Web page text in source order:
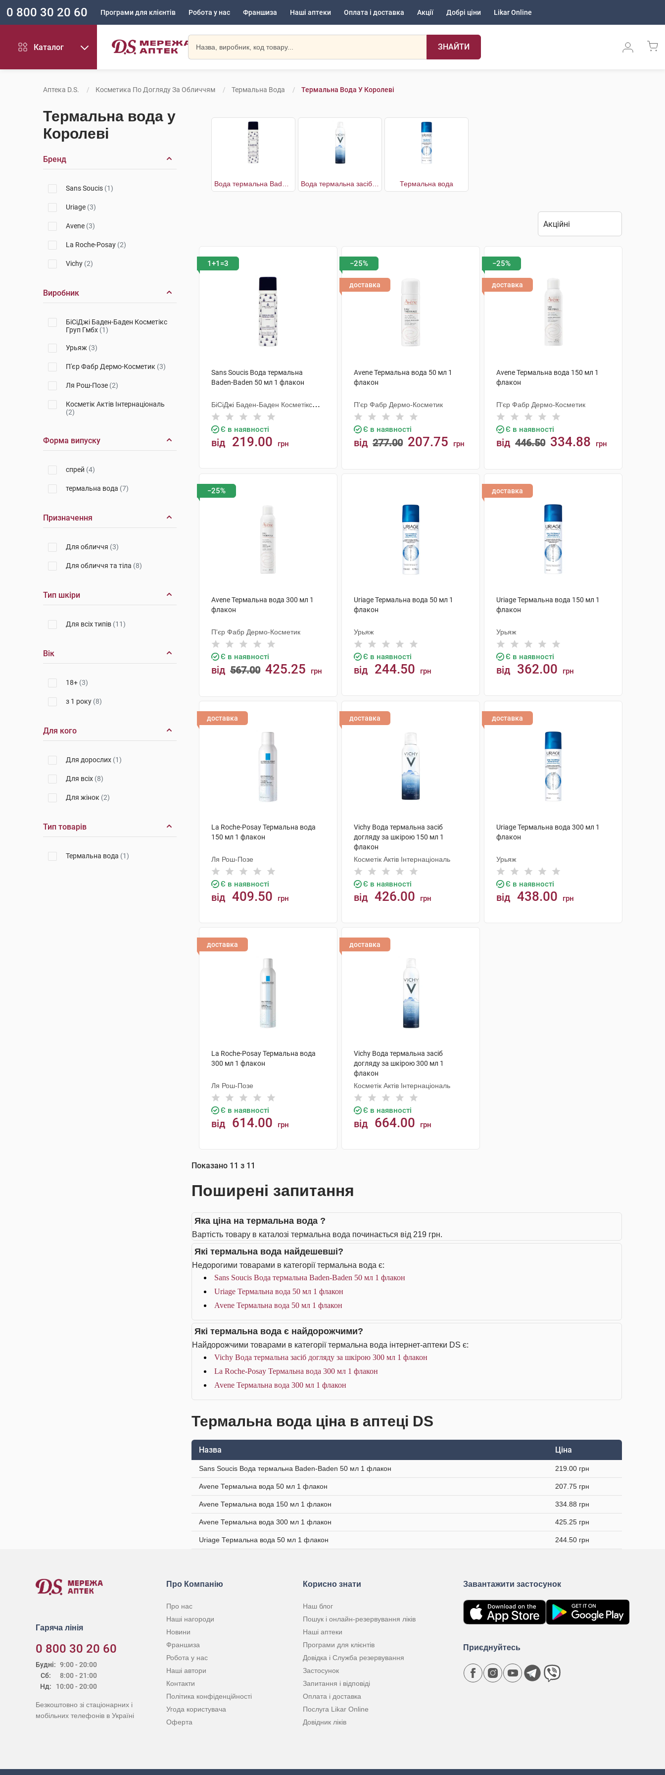
0 800 30 20 60 Програми для клієнтів Робота у нас Франшиза Наші аптеки Оплата і доставка Акції Добрі ціни Likar Online
Каталог ЗНАЙТИ
Аптека D.S. Косметика По Догляду За Обличчям Термальна Вода Термальна Вода У Королеві
Термальна вода у
Королеві
Бренд
Sans Soucis (1)
Uriage (3)
Avene (3)
La Roche-Posay (2)
Vichy (2)
Виробник
БіСіДжі Баден-Баден Косметікс
Груп Гмбх (1)
Урьяж (3)
П'єр Фабр Дермо-Косметик (3)
Ля Рош-Позе (2)
Косметік Актів Інтернаціональ
(2)
Форма випуску
спрей (4)
термальна вода (7)
Призначення
Для обличчя (3)
Для обличчя та тіла (8)
Тип шкіри
Для всіх типів (11)
Вік
18+ (3)
з 1 року (8)
Для кого
Для дорослих (1)
Для всіх (8)
Для жінок (2)
Тип товарів
Термальна вода (1)
Термальна вода
1+1=3
Sans Soucis Вода термальна
Baden-Baden 50 мл 1 флакон
БіСіДжі Баден-Баден Косметікс
Груп Гмбх
Є в наявності
від 219.00 грн
−25%
доставка
Avene Термальна вода 50 мл 1
флакон
П'єр Фабр Дермо-Косметик
Є в наявності
від 277.00 207.75 грн
−25%
доставка
Avene Термальна вода 150 мл 1
флакон
П'єр Фабр Дермо-Косметик
Є в наявності
від 446.50 334.88 грн
−25%
Avene Термальна вода 300 мл 1
флакон
П'єр Фабр Дермо-Косметик
Є в наявності
від 567.00 425.25 грн
Uriage Термальна вода 50 мл 1
флакон
Урьяж
Є в наявності
від 244.50 грн
доставка
Uriage Термальна вода 150 мл 1
флакон
Урьяж
Є в наявності
від 362.00 грн
доставка
La Roche-Posay Термальна вода
150 мл 1 флакон
Ля Рош-Позе
Є в наявності
від 409.50 грн
доставка
Vichy Вода термальна засіб
догляду за шкірою 150 мл 1
флакон
Косметік Актів Інтернаціональ
Є в наявності
від 426.00 грн
доставка
Uriage Термальна вода 300 мл 1
флакон
Урьяж
Є в наявності
від 438.00 грн
доставка
La Roche-Posay Термальна вода
300 мл 1 флакон
Ля Рош-Позе
Є в наявності
від 614.00 грн
доставка
Vichy Вода термальна засіб
догляду за шкірою 300 мл 1
флакон
Косметік Актів Інтернаціональ
Є в наявності
від 664.00 грн
Показано 11 з 11
Поширені запитання
Яка ціна на термальна вода ?
Вартість товару в каталозі термальна вода починається від 219 грн.
Які термальна вода найдешевші?
Недорогими товарами в категорії термальна вода є:
Sans Soucis Вода термальна Baden-Baden 50 мл 1 флакон
Uriage Термальна вода 50 мл 1 флакон
Avene Термальна вода 50 мл 1 флакон
Які термальна вода є найдорожчими?
Найдорожчими товарами в категорії термальна вода інтернет-аптеки DS є:
Vichy Вода термальна засіб догляду за шкірою 300 мл 1 флакон
La Roche-Posay Термальна вода 300 мл 1 флакон
Avene Термальна вода 300 мл 1 флакон
Термальна вода ціна в аптеці DS
Назва Ціна
Sans Soucis Вода термальна Baden-Baden 50 мл 1 флакон 219.00 грн
Avene Термальна вода 50 мл 1 флакон 207.75 грн
Avene Термальна вода 150 мл 1 флакон 334.88 грн
Avene Термальна вода 300 мл 1 флакон 425.25 грн
Uriage Термальна вода 50 мл 1 флакон 244.50 грн
Гаряча лінія
0 800 30 20 60
Будні:
Сб:
Нд:
9:00 - 20:00
8:00 - 21:00
10:00 - 20:00
Безкоштовно зі стаціонарних і
мобільних телефонів в Україні
Про Компанію
Про нас
Наші нагороди
Новини
Франшиза
Робота у нас
Наші автори
Контакти
Політика конфіденційності
Угода користувача
Оферта
Корисно знати
Наш блог
Пошук і онлайн-резервування ліків
Наші аптеки
Програми для клієнтів
Довідка і Служба резервування
Застосунок
Запитання і відповіді
Оплата і доставка
Послуга Likar Online
Довідник ліків
Завантажити застосунок
Приєднуйтесь